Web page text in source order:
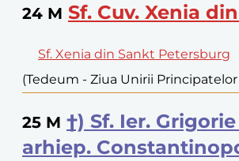
24 M Sf. Cuv. Xenia
Sf. Xenia din Sankt Petersburg
(Tedeum - Ziua Unirii
25 M †) Sf. Ier.
arhiep.